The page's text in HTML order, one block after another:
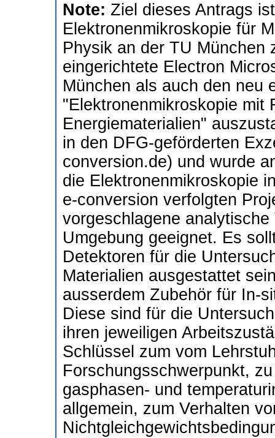
Note: Ziel dieses Antrags
Elektronenmikroskopie für
Physik an der TU München
eingerichtete Electron
München als auch den neu
"Elektronenmikroskopie mit
Energiematerialien"
in den DFG-geförderten
conversion.de) und wurde
die Elektronenmikroskopie
e-conversion verfolgten
vorgeschlagene
Umgebung geeignet. Es
Detektoren für die
Materialien ausgestattet
ausserdem Zubehör für In-
Diese sind für die
ihren jeweiligen
Schlüssel zum vom
Forschungsschwerpunkt,
gasphasen- und
allgemein, zum Verhalten